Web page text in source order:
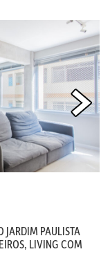
JARDIM PAULISTA
LIVING COM